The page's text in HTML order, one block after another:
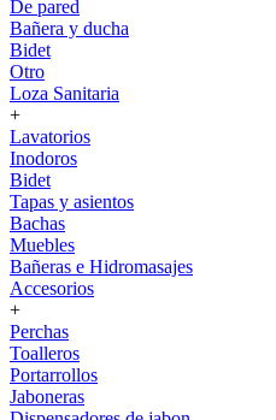
De pared
Bañera y ducha
Bidet
Otro
Loza Sanitaria
+
Lavatorios
Inodoros
Bidet
Tapas y asientos
Bachas
Muebles
Bañeras e Hidromasajes
Accesorios
+
Perchas
Toalleros
Portarrollos
Jaboneras